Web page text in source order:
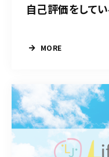
自己評価をしてい
MORE